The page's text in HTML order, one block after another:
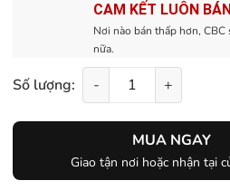
CAM KẾT LUÔN
Nơi nào bán thấp hơn,
nữa.
Số lượng: - +
MUA NGAY
Giao tận nơi hoặc nhận tại